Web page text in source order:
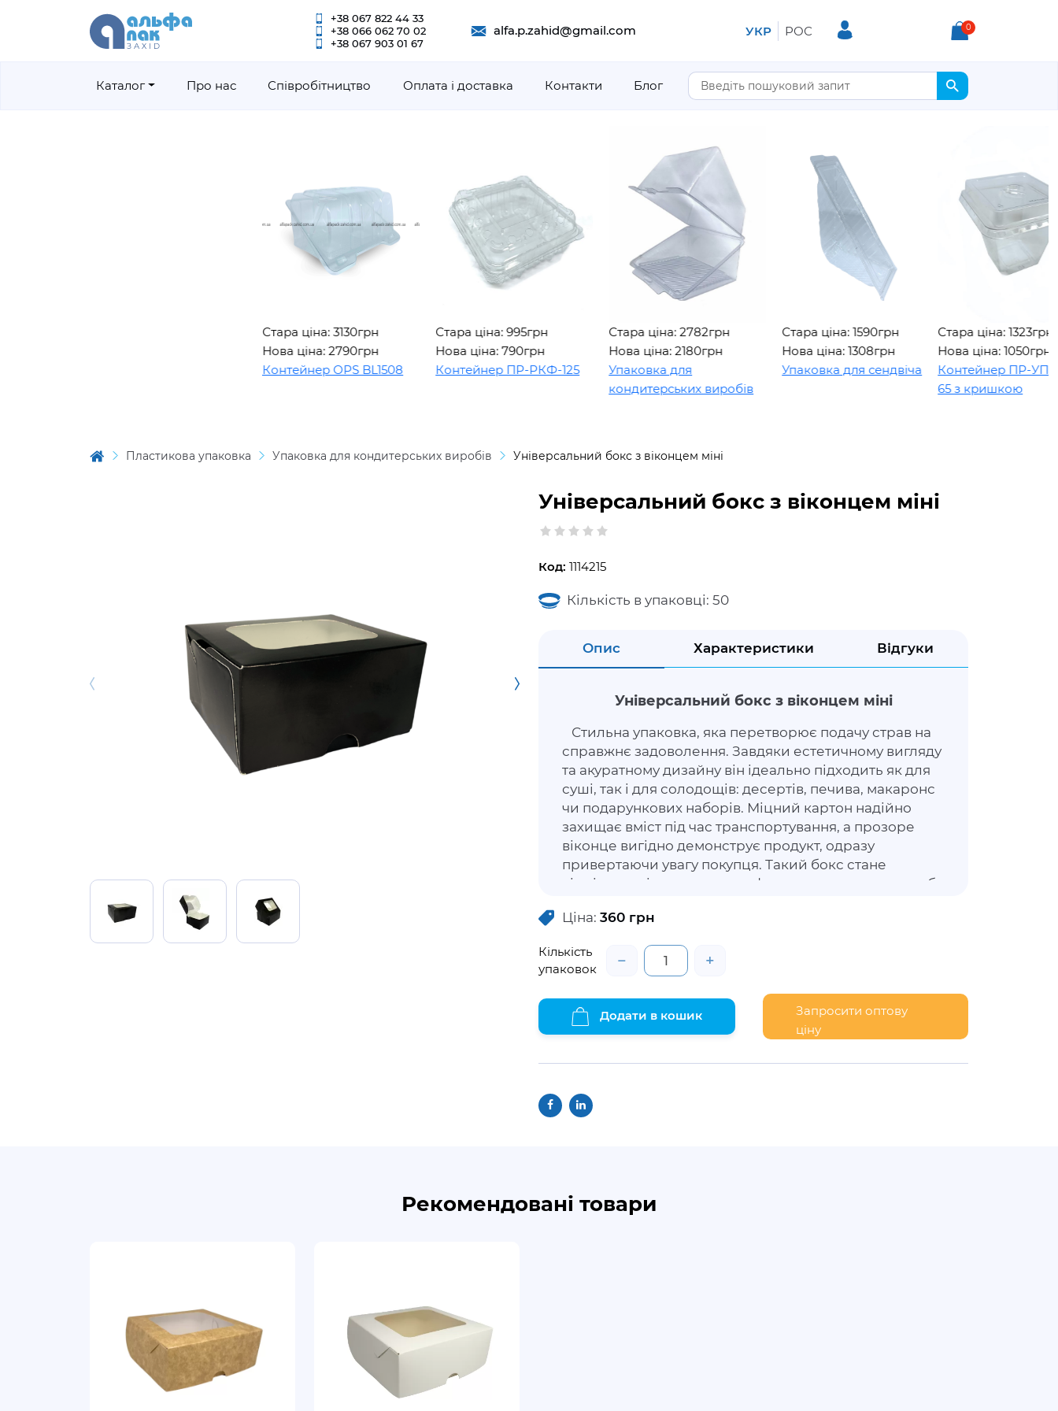
+38 067 822 44 33
+38 066 062 70 02
+38 067 903 01 67
alfa.p.zahid@gmail.com УКР РОС 0
Каталог Про нас Співробітництво Оплата і доставка Контакти Блог
Стара ціна: 3130грн
Нова ціна: 2790грн
Контейнер OPS BL1508
Стара ціна: 995грн
Нова ціна: 790грн
Контейнер ПР-РКФ-125
Стара ціна: 2782грн
Нова ціна: 2180грн
Упаковка для
кондитерських виробів
Стара ціна: 1590грн
Нова ціна: 1308грн
Упаковка для сендвіча
Стара ціна: 1323грн
Нова ціна: 1050грн
Контейнер ПР-УП-109 х
65 з кришкою
Пластикова упаковка Упаковка для кондитерських виробів Універсальний бокс з віконцем міні
Універсальний бокс з віконцем міні
Код: 1114215
Кількість в упаковці: 50
Опис Характеристики Відгуки
Універсальний бокс з віконцем міні
Стильна упаковка, яка перетворює подачу страв на
справжнє задоволення. Завдяки естетичному вигляду
та акуратному дизайну він ідеально підходить як для
суші, так і для солодощів: десертів, печива, макаронс
чи подарункових наборів. Міцний картон надійно
захищає вміст під час транспортування, а прозоре
віконце вигідно демонструє продукт, одразу
привертаючи увагу покупця. Такий бокс стане
відмінним рішенням для кафе, кондитерських, служб
запакувати, а красиво презентувати свій продукт.
Ціна: 360 грн
Кількість
упаковок
− +
Додати в кошик
Запросити оптову
ціну
Рекомендовані товари